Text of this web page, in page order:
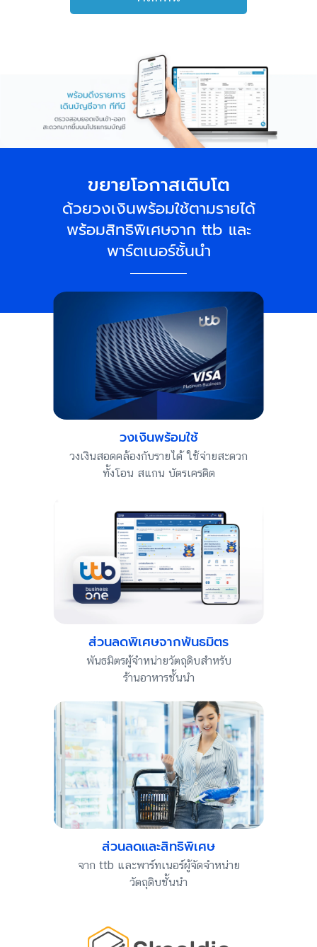
ขยายโอกาสเติบโต
ด้วยวงเงินพร้อมใช้ตามรายได้
พร้อมสิทธิพิเศษจาก ttb และ
พาร์ตเนอร์ชั้นนำ
วงเงินพร้อมใช้
วงเงินสอดคล้องกับรายได้ ใช้จ่ายสะดวก
ทั้งโอน สแกน บัตรเครดิต
ส่วนลดพิเศษจากพันธมิตร
พันธมิตรผู้จำหน่ายวัตถุดิบสำหรับ
ร้านอาหารชั้นนำ
ส่วนลดและสิทธิพิเศษ
จาก ttb และพาร์ทเนอร์ผู้จัดจำหน่าย
วัตถุดิบชั้นนำ